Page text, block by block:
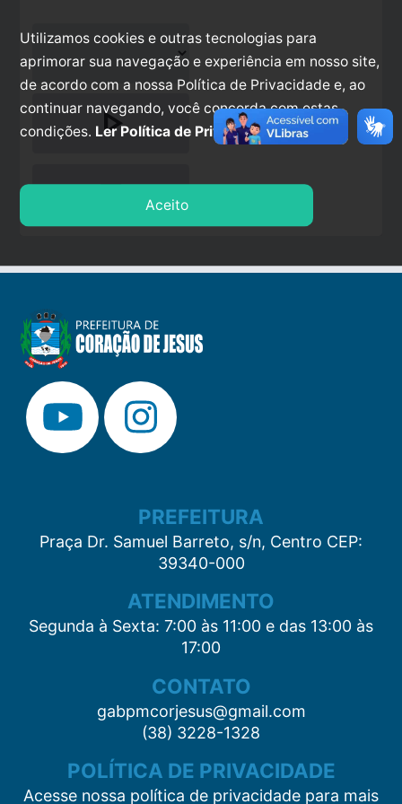
play_arrow
stop
PREFEITURA
Praça Dr. Samuel Barreto, s/n, Centro CEP:
39340-000
ATENDIMENTO
Segunda à Sexta: 7:00 às 11:00 e das 13:00 às
17:00
CONTATO
gabpmcorjesus@gmail.com
(38) 3228-1328
POLÍTICA DE PRIVACIDADE
Acesse nossa política de privacidade para mais
Utilizamos cookies e outras tecnologias para
aprimorar sua navegação e experiência em nosso site,
de acordo com a nossa Política de Privacidade e, ao
continuar navegando, você concorda com estas
condições. Ler Política de Privacidade.
Aceito